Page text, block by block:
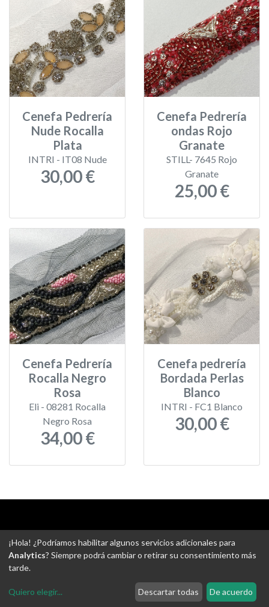
Cenefa Pedrería
Nude Rocalla
Plata
INTRI - IT08 Nude
30,00 €
Cenefa Pedrería
ondas Rojo
Granate
STILL- 7645 Rojo
Granate
25,00 €
Cenefa Pedrería
Rocalla Negro
Rosa
Eli - 08281 Rocalla
Negro Rosa
34,00 €
Cenefa pedrería
Bordada Perlas
Blanco
INTRI - FC1 Blanco
30,00 €
-Gastos de envío-Uso de cookies-Ajustes de Cookies
¡Hola! ¿Podríamos habilitar algunos servicios adicionales para
Analytics? Siempre podrá cambiar o retirar su consentimiento más
tarde.
Quiero elegir... Descartar todas De acuerdo